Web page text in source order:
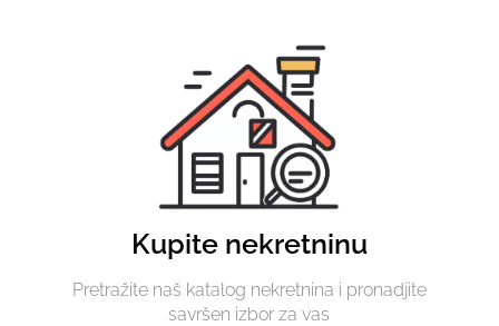
Kupite nekretninu
Pretražite naš katalog nekretnina i pronadjite
savršen izbor za vas